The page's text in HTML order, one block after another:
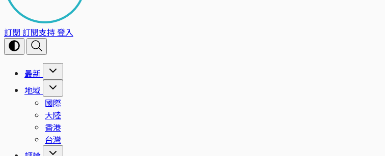
訂閱 訂閱支持登入
最新
地域
國際
大陸
香港
台灣